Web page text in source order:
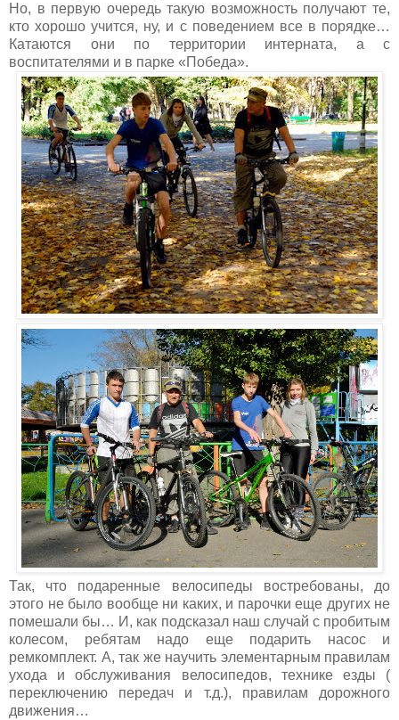
Но, в первую очередь такую возможность получают те,
кто хорошо учится, ну, и с поведением все в порядке…
Катаются они по территории интерната, а с
воспитателями и в парке «Победа».
Так, что подаренные велосипеды востребованы, до
этого не было вообще ни каких, и парочки еще других не
помешали бы… И, как подсказал наш случай с пробитым
колесом, ребятам надо еще подарить насос и
ремкомплект. А, так же научить элементарным правилам
ухода и обслуживания велосипедов, технике езды (
переключению передач и т.д.), правилам дорожного
движения…